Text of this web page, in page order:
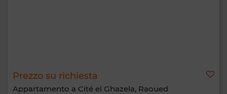
Prezzo su richiesta
Appartamento a Cité el Ghazela, Raoued